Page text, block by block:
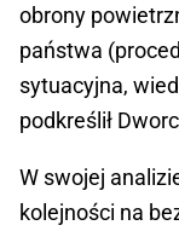
obrony
państwa
sytuacyjna,
podkreślił
W swojej
kolejności na